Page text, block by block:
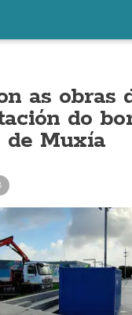
as obras
do
Muxía